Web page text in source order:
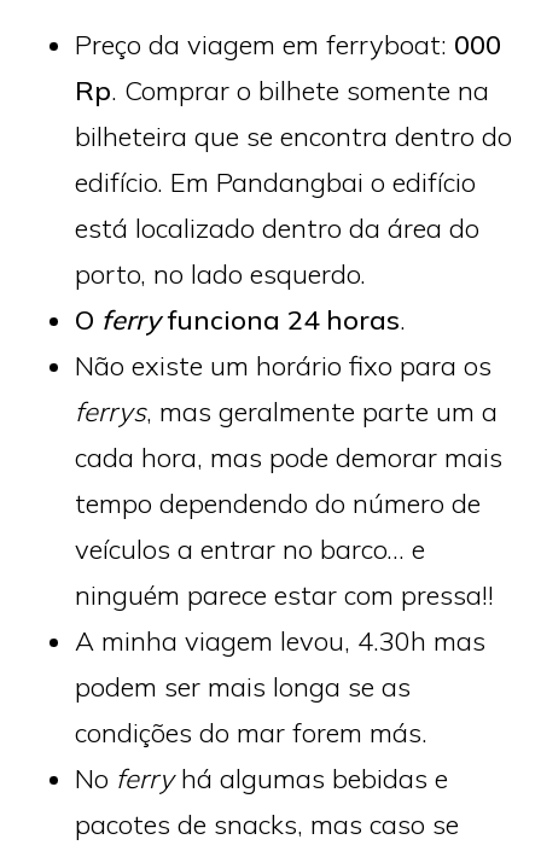
Preço da viagem em ferryboat: 000
Rp. Comprar o bilhete somente na
bilheteira que se encontra dentro do
edifício. Em Pandangbai o edifício
está localizado dentro da área do
porto, no lado esquerdo.
O ferryfunciona 24 horas.
Não existe um horário fixo para os
ferrys, mas geralmente parte um a
cada hora, mas pode demorar mais
tempo dependendo do número de
veículos a entrar no barco… e
ninguém parece estar com pressa!!
A minha viagem levou, 4.30h mas
podem ser mais longa se as
condições do mar forem más.
No ferryhá algumas bebidas e
pacotes de snacks, mas caso se